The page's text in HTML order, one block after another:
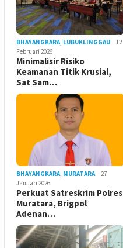
BHAYANGKARA, LUBUKLINGGAU
12
Februari 2026
Minimalisir Risiko
Keamanan Titik Krusial,
Sat Sam…
BHAYANGKARA, MURATARA
27
Januari 2026
Perkuat Satreskrim Polres
Muratara, Brigpol
Adenan…